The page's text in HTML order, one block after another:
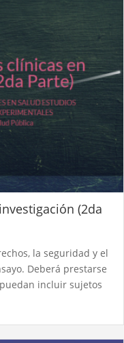
(2da
la seguridad y el
Deberá prestarse
incluir sujetos